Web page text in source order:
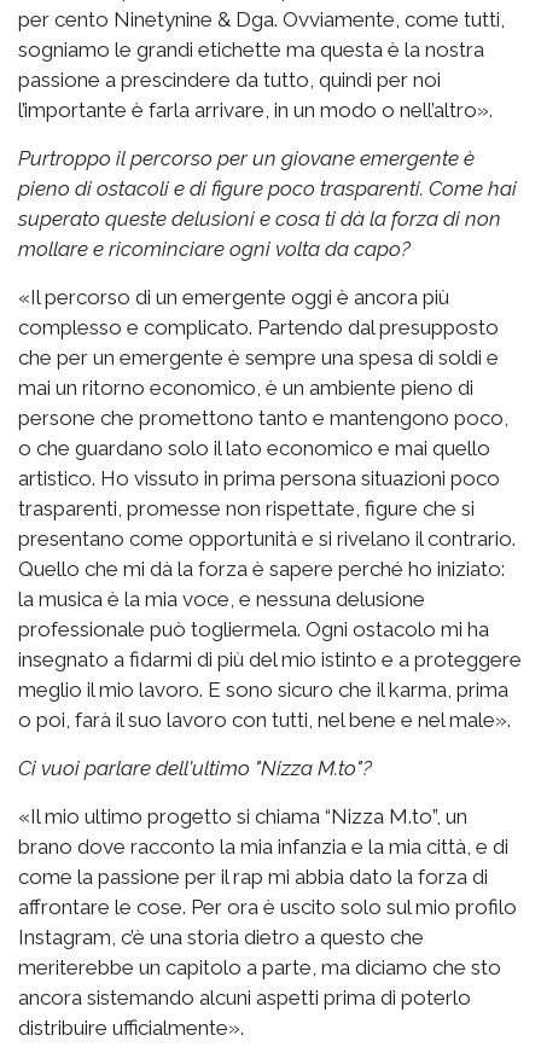
per cento Ninetynine & Dga. Ovviamente, come tutti,
sogniamo le grandi etichette ma questa è la nostra
passione a prescindere da tutto, quindi per noi
l’importante è farla arrivare, in un modo o nell’altro».
Purtroppo il percorso per un giovane emergente è
pieno di ostacoli e di figure poco trasparenti. Come hai
superato queste delusioni e cosa ti dà la forza di non
mollare e ricominciare ogni volta da capo?
«Il percorso di un emergente oggi è ancora più
complesso e complicato. Partendo dal presupposto
che per un emergente è sempre una spesa di soldi e
mai un ritorno economico, è un ambiente pieno di
persone che promettono tanto e mantengono poco,
o che guardano solo il lato economico e mai quello
artistico. Ho vissuto in prima persona situazioni poco
trasparenti, promesse non rispettate, figure che si
presentano come opportunità e si rivelano il contrario.
Quello che mi dà la forza è sapere perché ho iniziato:
la musica è la mia voce, e nessuna delusione
professionale può togliermela. Ogni ostacolo mi ha
insegnato a fidarmi di più del mio istinto e a proteggere
meglio il mio lavoro. E sono sicuro che il karma, prima
o poi, farà il suo lavoro con tutti, nel bene e nel male».
Ci vuoi parlare dell'ultimo "Nizza M.to"?
«Il mio ultimo progetto si chiama “Nizza M.to”, un
brano dove racconto la mia infanzia e la mia città, e di
come la passione per il rap mi abbia dato la forza di
affrontare le cose. Per ora è uscito solo sul mio profilo
Instagram, c’è una storia dietro a questo che
meriterebbe un capitolo a parte, ma diciamo che sto
ancora sistemando alcuni aspetti prima di poterlo
distribuire ufficialmente».